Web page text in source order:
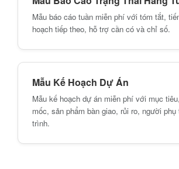
Mẫu báo cáo tuần miễn phí với tóm tắt,
hoạch tiếp theo, hỗ trợ cần có và chỉ số.
Mẫu Kế Hoạch Dự Án
Mẫu kế hoạch dự án miễn phí với mục
mốc, sản phẩm bàn giao, rủi ro, người
trình.